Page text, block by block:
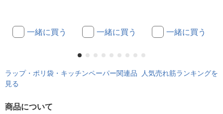
一緒に買う 一緒に買う 一緒に買う
ラップ・ポリ袋・キッチンペーパー関連品 人気売れ筋ランキングを
見る
商品について